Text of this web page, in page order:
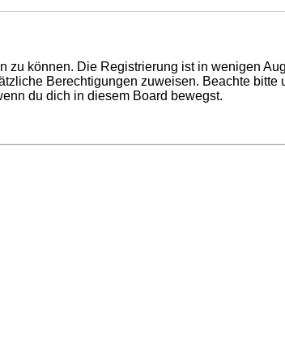
zu können. Die Registrierung ist in wenigen
Berechtigungen zuweisen. Beachte
du dich in diesem Board bewegst.